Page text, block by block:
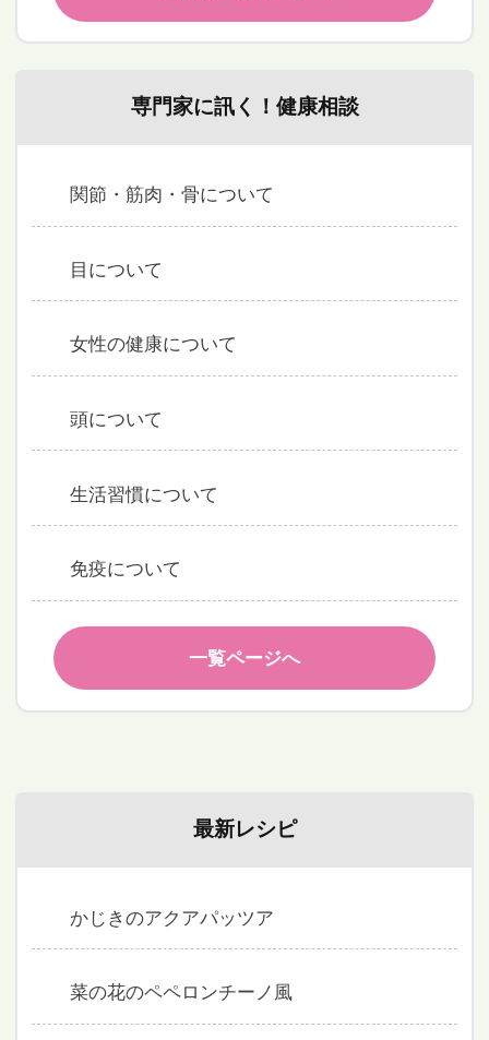
関節・筋肉・骨について
目について
女性の健康について
頭について
生活習慣について
免疫について
一覧ページへ
かじきのアクアパッツア
菜の花のペペロンチーノ風